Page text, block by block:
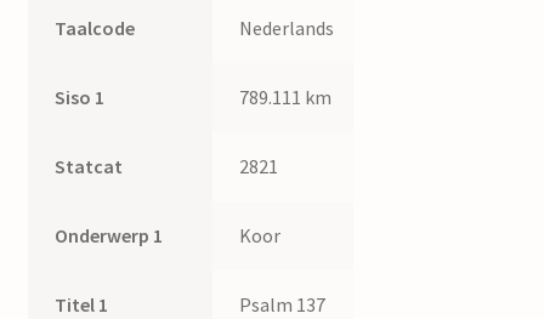
Taalcode Nederlands
Siso 1 789.111 km
Statcat 2821
Onderwerp 1 Koor
Titel 1 Psalm 137